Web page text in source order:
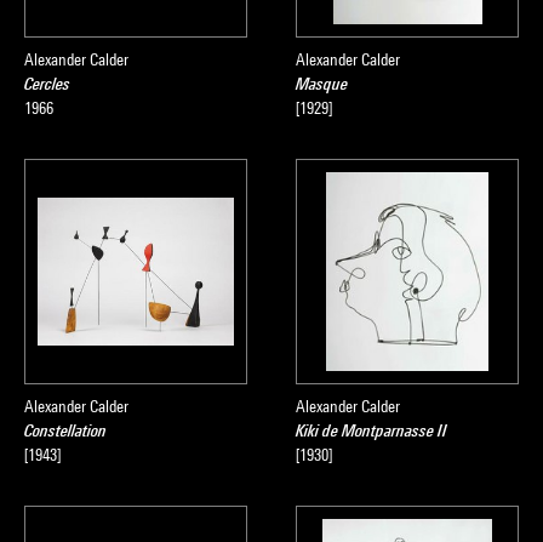
Alexander Calder
Cercles
1966
Alexander Calder
Masque
[1929]
Alexander Calder
Constellation
[1943]
Alexander Calder
Kiki de Montparnasse II
[1930]